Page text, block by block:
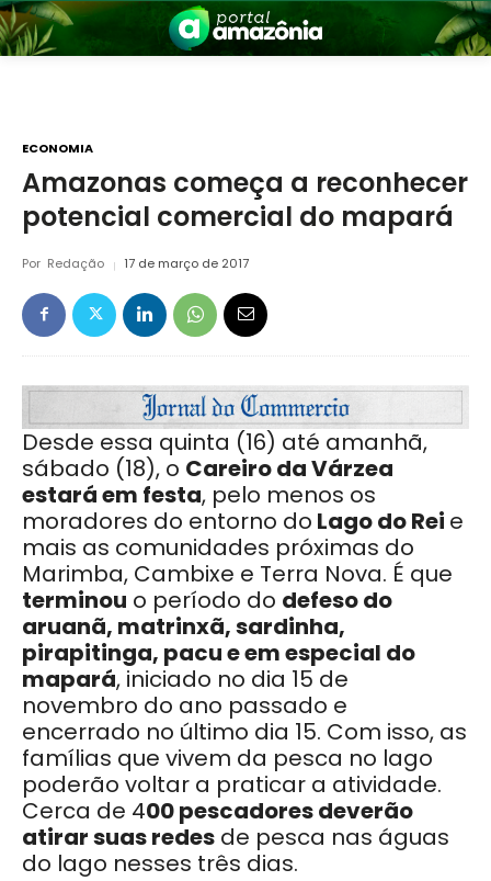
Amazônia
ECONOMIA
Amazonas começa a reconhecer
potencial comercial do mapará
Por Redação 17 de março de 2017
Desde essa quinta (16) até amanhã,
sábado (18), o Careiro da Várzea
estará em festa, pelo menos os
moradores do entorno do Lago do Rei e
mais as comunidades próximas do
Marimba, Cambixe e Terra Nova. É que
terminou o período do defeso do
aruanã, matrinxã, sardinha,
pirapitinga, pacu e em especial do
mapará, iniciado no dia 15 de
novembro do ano passado e
encerrado no último dia 15. Com isso, as
famílias que vivem da pesca no lago
poderão voltar a praticar a atividade.
Cerca de 400 pescadores deverão
atirar suas redes de pesca nas águas
do lago nesses três dias.